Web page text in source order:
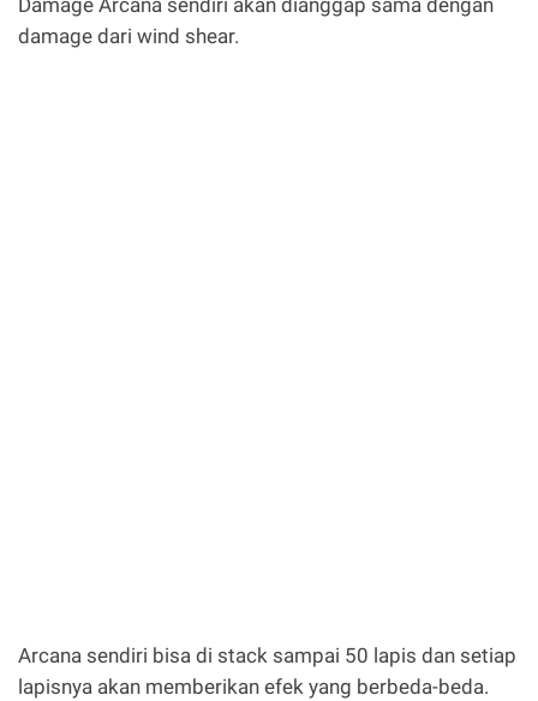
damage dari wind shear.
Arcana sendiri bisa di stack sampai 50 lapis dan setiap
lapisnya akan memberikan efek yang berbeda-beda.